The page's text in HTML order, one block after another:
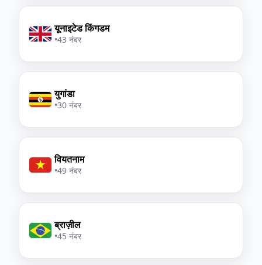
यूनाइटेड किंगडम
•43 नंबर
युगांडा
•30 नंबर
वियतनाम
•49 नंबर
ब्राज़ील
•45 नंबर